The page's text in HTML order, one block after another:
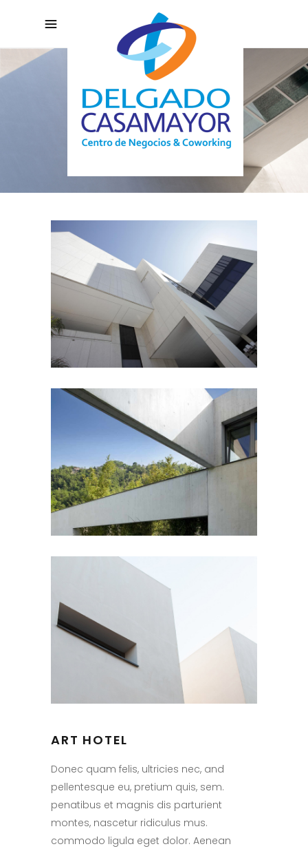
ART HOTEL
Self-Sufficient Module
ART HOTEL
Donec quam felis, ultricies nec, and
pellentesque eu, pretium quis, sem.
penatibus et magnis dis parturient
montes, nascetur ridiculus mus.
commodo ligula eget dolor. Aenean